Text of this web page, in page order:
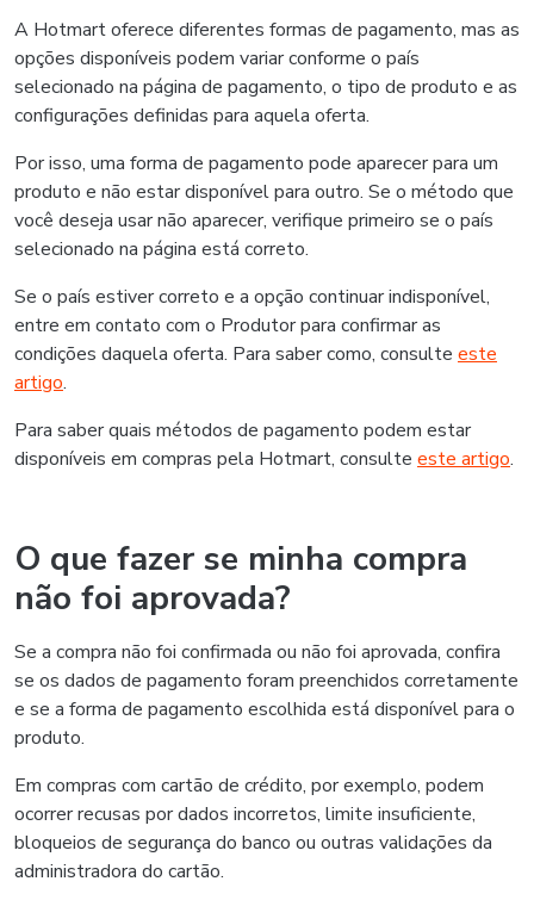
A Hotmart oferece diferentes formas de pagamento, mas as
opções disponíveis podem variar conforme o país
selecionado na página de pagamento, o tipo de produto e as
configurações definidas para aquela oferta.
Por isso, uma forma de pagamento pode aparecer para um
produto e não estar disponível para outro. Se o método que
você deseja usar não aparecer, verifique primeiro se o país
selecionado na página está correto.
Se o país estiver correto e a opção continuar indisponível,
entre em contato com o Produtor para confirmar as
condições daquela oferta. Para saber como, consulte este
artigo.
Para saber quais métodos de pagamento podem estar
disponíveis em compras pela Hotmart, consulte este artigo.
O que fazer se minha compra
não foi aprovada?
Se a compra não foi confirmada ou não foi aprovada, confira
se os dados de pagamento foram preenchidos corretamente
e se a forma de pagamento escolhida está disponível para o
produto.
Em compras com cartão de crédito, por exemplo, podem
ocorrer recusas por dados incorretos, limite insuficiente,
bloqueios de segurança do banco ou outras validações da
administradora do cartão.